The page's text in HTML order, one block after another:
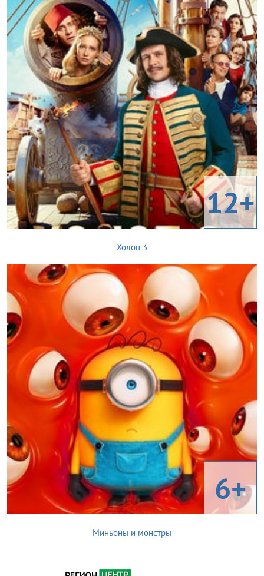
12+
Холоп 3
6+
Миньоны и монстры